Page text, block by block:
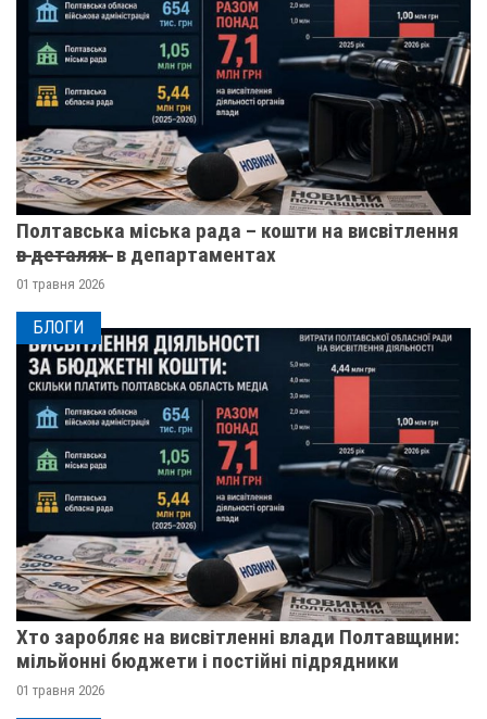
Полтавська міська рада – кошти на висвітлення
в̶ ̶д̶е̶т̶а̶л̶я̶х̶ ̶ в департаментах
01 травня 2026
БЛОГИ
Хто заробляє на висвітленні влади Полтавщини:
мільйонні бюджети і постійні підрядники
01 травня 2026